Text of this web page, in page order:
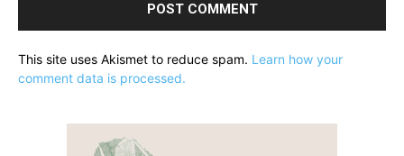
This site uses Akismet to reduce spam. Learn how your
comment data is processed.